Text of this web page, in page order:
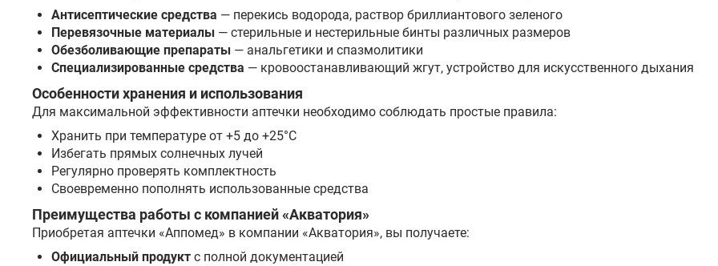
Антисептические средства — перекись водорода, раствор бриллиантового зеленого
Перевязочные материалы — стерильные и нестерильные бинты различных размеров
Обезболивающие препараты — анальгетики и спазмолитики
Специализированные средства — кровоостанавливающий жгут, устройство для искусственного дыхания
Особенности хранения и использования
Для максимальной эффективности аптечки необходимо соблюдать простые правила:
Хранить при температуре от +5 до +25°C
Избегать прямых солнечных лучей
Регулярно проверять комплектность
Своевременно пополнять использованные средства
Преимущества работы с компанией «Акватория»
Приобретая аптечки «Аппомед» в компании «Акватория», вы получаете:
Официальный продукт с полной документацией